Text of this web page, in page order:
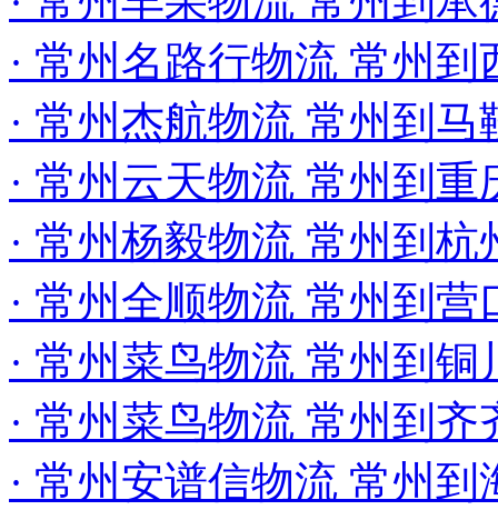
· 常州名路行物流 常州
· 常州杰航物流 常州到
· 常州云天物流 常州到重
· 常州杨毅物流 常州到杭
· 常州全顺物流 常州到营
· 常州菜鸟物流 常州到
· 常州菜鸟物流 常州到
· 常州安谱信物流 常州